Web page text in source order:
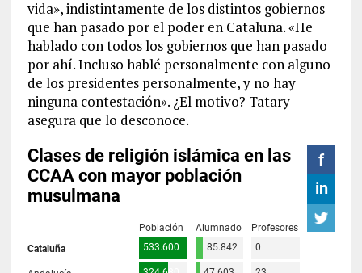
vida», indistintamente de los distintos gobiernos
que han pasado por el poder en Cataluña. «He
hablado con todos los gobiernos que han pasado
por ahí. Incluso hablé personalmente con alguno
de los presidentes personalmente, y no hay
ninguna contestación». ¿El motivo? Tatary
asegura que lo desconoce.